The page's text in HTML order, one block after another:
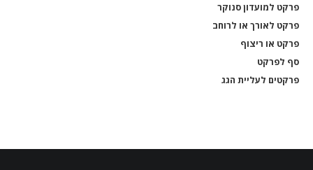
פרקט למועדון סנוקר
פרקט לאורך או לרוחב
פרקט או ריצוף
סף לפרקט
פרקטים לעליית הגג